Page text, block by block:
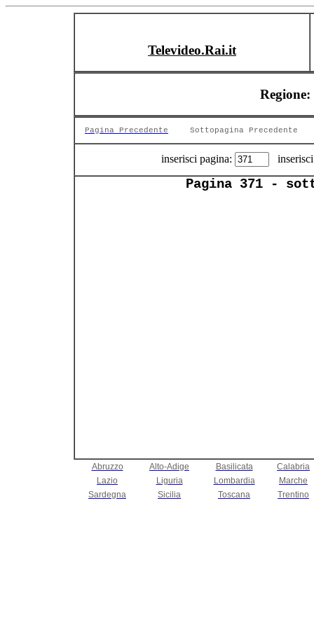
Televideo.Rai.it
Pagina Precedente Sottopagina Precedente
inserisci pagina:
Pagina 371 -
Abruzzo Alto-Adige Basilicata
Calabria
Lazio
Liguria Lombardia
Marche
Sardegna
Sicilia Toscana Trentino